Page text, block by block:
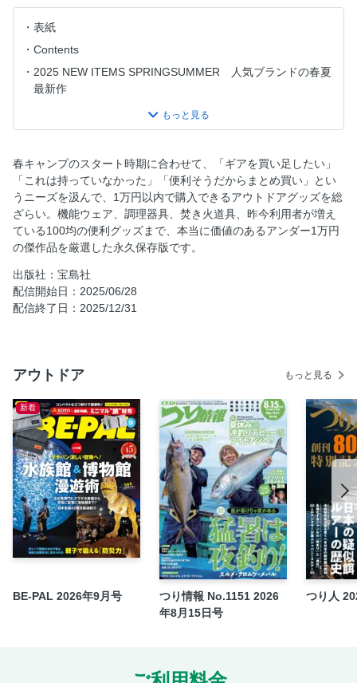
表紙
Contents
2025 NEW ITEMS SPRINGSUMMER 人気ブランドの春夏
最新作
＜Part 1＞コスパ抜群の使えるアイテムがいっぱい！ あなた
の愛用U1万円ギア、見せてください
コールマン、ザ・ノース・フェイス、チャムス
＜Part 3＞U1万の追加ギアで快適UP150選！！
［収納部門］コンテナ編、収納ケース編、薪ケース編、ペグ
ケース編、小物収納編
［設営部門］ペグハンマー編、ペグ編、サブポール編、設営
小道具編
［ファニチャー部門］テーブル＆ラック編、サブテーブル
編、チェア編
［ライト部門］LEDライト編、ランタン編
物編
［食事部門］バーナー編、調理器具編、コーヒー編、炭編、
キッチン小物編、クーラー編
［その他］
＜Part 4＞プチプラショップで買うキャンプグッズ コスパ
重視なら“プチプラギア”を選ぶ！
＜Part 5＞大自然がそのまま遊び場に！ 家族みんなでアクテ
ィビティを楽しもう
春キャンプのスタート時期に合わせて、「ギアを買い足したい」
「これは持っていなかった」「便利そうだからまとめ買い」とい
うニーズを汲んで、1万円以内で購入できるアウトドアグッズを総
ざらい。機能ウェア、調理器具、焚き火道具、昨今利用者が増え
ている100均の便利グッズまで、本当に価値のあるアンダー1万円
の傑作品を厳選した永久保存版です。
出版社：宝島社
配信開始日：2025/06/28
配信終了日：2025/12/31
アウトドア もっと見る
新着
BE-PAL 2026年9月号
つり情報 No.1151 2026
年8月15日号
つり人